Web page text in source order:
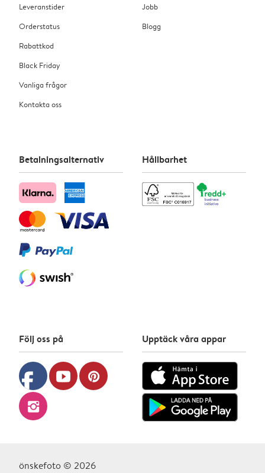
Leveranstider
Orderstatus
Rabattkod
Black Friday
Vanliga frågor
Kontakta oss
Jobb
Blogg
Betalningsalternativ Hållbarhet
Följ oss på
facebook youtube pinterest
instagram
Upptäck våra appar
önskefoto © 2026